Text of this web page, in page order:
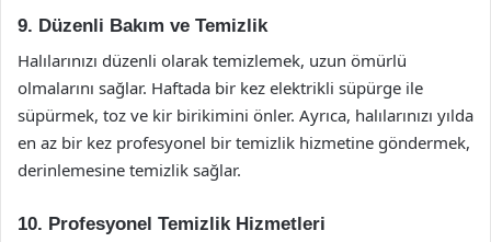
9. Düzenli Bakım ve Temizlik
Halılarınızı düzenli olarak temizlemek, uzun ömürlü
olmalarını sağlar. Haftada bir kez elektrikli süpürge ile
süpürmek, toz ve kir birikimini önler. Ayrıca, halılarınızı yılda
en az bir kez profesyonel bir temizlik hizmetine göndermek,
derinlemesine temizlik sağlar.
10. Profesyonel Temizlik Hizmetleri